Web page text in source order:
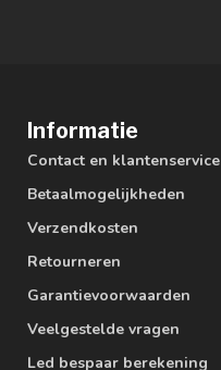
Informatie
Contact en klantenservice
Betaalmogelijkheden
Verzendkosten
Retourneren
Garantievoorwaarden
Veelgestelde vragen
Led bespaar berekening